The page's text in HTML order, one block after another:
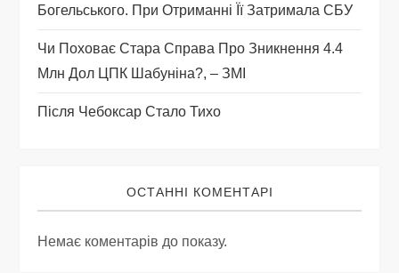
в
Богельського. При Отриманні Її Затримала СБУ
Чи Поховає Стара Справа Про Зникнення 4.4
Млн Дол ЦПК Шабуніна?, – ЗМІ
Після Чебоксар Стало Тихо
ОСТАННІ КОМЕНТАРІ
Немає коментарів до показу.